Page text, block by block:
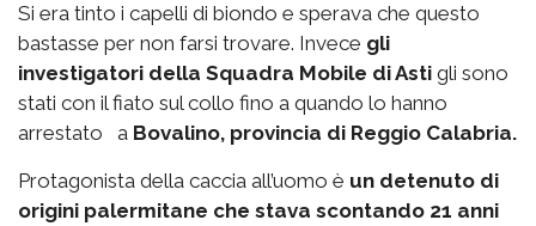
Si era tinto i capelli di biondo e sperava che questo
bastasse per non farsi trovare. Invece gli
investigatori della Squadra Mobile di Asti gli sono
stati con il fiato sul collo fino a quando lo hanno
arrestato a Bovalino, provincia di Reggio Calabria.
Protagonista della caccia all’uomo è un detenuto di
origini palermitane che stava scontando 21 anni